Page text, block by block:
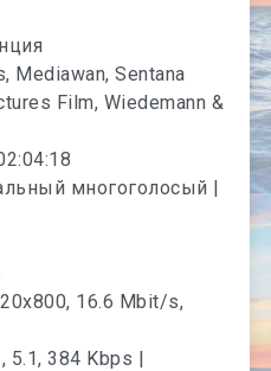
Mediawan, Sentana
Film, Wiedemann &
многоголосый |
16.6 Mbit/s,
5.1, 384 Kbps |